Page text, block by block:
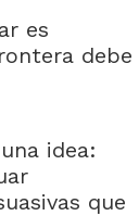
es
debe
idea:
que